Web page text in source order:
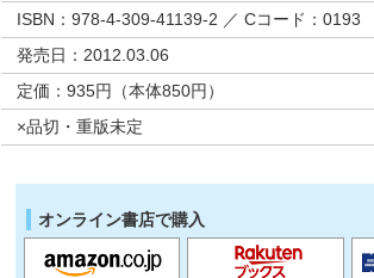
ISBN：978-4-309-41139-2 ／ Cコード：0193
発売日：2012.03.06
定価：935円（本体850円）
×品切・重版未定
オンライン書店で購入